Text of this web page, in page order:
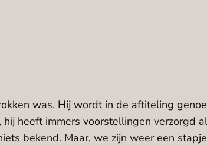
was. Hij wordt in de aftiteling
heeft immers voorstellingen verzorgd
bekend. Maar, we zijn weer een